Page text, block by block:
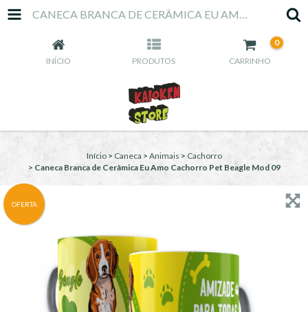
CANECA BRANCA DE CERÂMICA EU AMO CACHORRO PET BEAGLE MOD 09
INÍCIO PRODUTOS CARRINHO
0
Início > Caneca > Animais > Cachorro
> Caneca Branca de Cerâmica Eu Amo Cachorro Pet Beagle Mod 09
OFERTA